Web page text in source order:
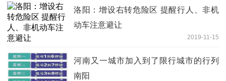
洛阳：增设右转危险区 提醒行人、非机
动车注意避让
2019-11-15
河南又一城市加入到了限行城市的行列
南阳